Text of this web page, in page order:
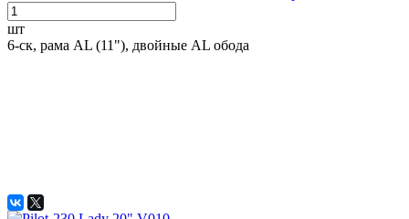
шт
6-ск, рама AL (11"), двойные AL обода